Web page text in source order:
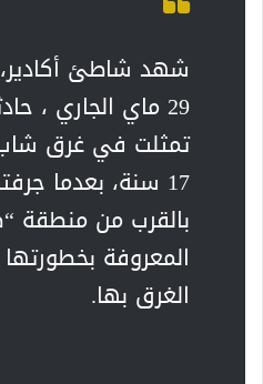
شهد شاطئ
29 ماي الجاري ،
تمثلت في غرق شاب
17 سنة، بعدما
بالقرب من منطقة
المعروفة
الغرق بها.